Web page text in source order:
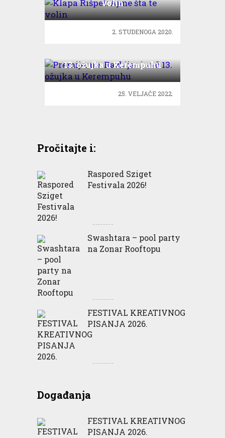
volin
2. STUDENOGA 2020.
13. ožujka u Kerempuhu
25. VELJAČE 2022.
Pročitajte i:
Raspored Sziget
Festivala 2026!
Swashtara – pool party
na Zonar Rooftopu
FESTIVAL KREATIVNOG
PISANJA 2026.
Događanja
FESTIVAL KREATIVNOG
PISANJA 2026.